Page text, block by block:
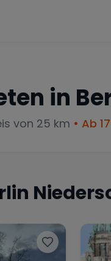
in
von 25 km • Ab